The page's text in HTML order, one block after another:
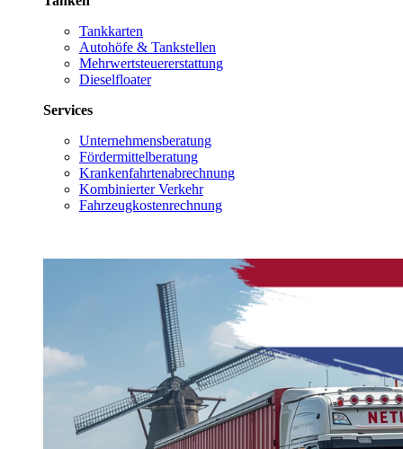
Tankkarten
Autohöfe & Tankstellen
Mehrwertsteuererstattung
Dieselfloater
Services
Unternehmensberatung
Fördermittelberatung
Krankenfahrtenabrechnung
Kombinierter Verkehr
Fahrzeugkostenrechnung